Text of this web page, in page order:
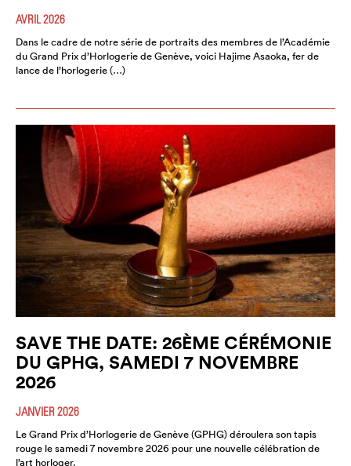
AVRIL 2026
Dans le cadre de notre série de portraits des membres de l’Académie
du Grand Prix d’Horlogerie de Genève, voici Hajime Asaoka, fer de
lance de l’horlogerie (…)
SAVE THE DATE: 26ÈME CÉRÉMONIE
DU GPHG, SAMEDI 7 NOVEMBRE
2026
JANVIER 2026
Le Grand Prix d’Horlogerie de Genève (GPHG) déroulera son tapis
rouge le samedi 7 novembre 2026 pour une nouvelle célébration de
l’art horloger.